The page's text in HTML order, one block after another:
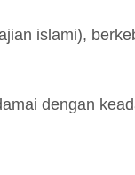
islami),
dengan